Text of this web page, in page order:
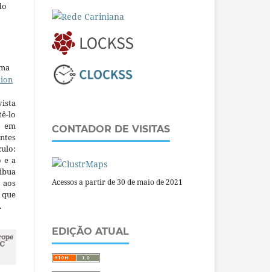
lo
em
e a
CONTADOR DE VISITAS
Acessos a partir de 30 de maio de 2021
EDIÇÃO ATUAL